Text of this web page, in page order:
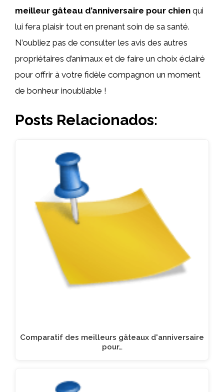
meilleur gâteau d’anniversaire pour chien qui
lui fera plaisir tout en prenant soin de sa santé.
N’oubliez pas de consulter les avis des autres
propriétaires d’animaux et de faire un choix éclairé
pour offrir à votre fidèle compagnon un moment
de bonheur inoubliable !
Posts Relacionados:
Comparatif des meilleurs gâteaux d'anniversaire
pour…